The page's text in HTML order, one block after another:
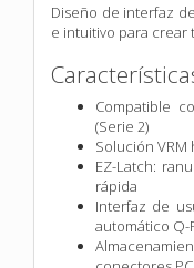
Diseño de interfaz
e intuitivo para crear
Compatible
(Serie 2)
Solución VRM
EZ-Latch:
rápida
Interfaz de
automático Q-